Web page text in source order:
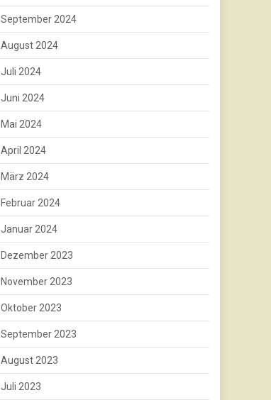
September 2024
August 2024
Juli 2024
Juni 2024
Mai 2024
April 2024
März 2024
Februar 2024
Januar 2024
Dezember 2023
November 2023
Oktober 2023
September 2023
August 2023
Juli 2023